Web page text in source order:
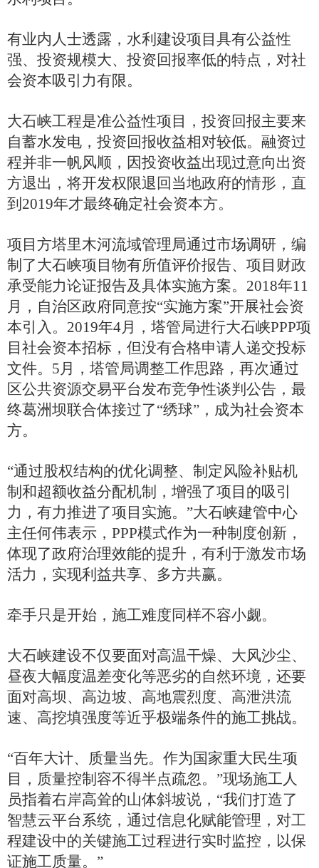
有业内人士透露，水利建设项目具有公益性
强、投资规模大、投资回报率低的特点，对社
会资本吸引力有限。
大石峡工程是准公益性项目，投资回报主要来
自蓄水发电，投资回报收益相对较低。融资过
程并非一帆风顺，因投资收益出现过意向出资
方退出，将开发权限退回当地政府的情形，直
到2019年才最终确定社会资本方。
项目方塔里木河流域管理局通过市场调研，编
制了大石峡项目物有所值评价报告、项目财政
承受能力论证报告及具体实施方案。2018年11
月，自治区政府同意按“实施方案”开展社会资
本引入。2019年4月，塔管局进行大石峡PPP项
目社会资本招标，但没有合格申请人递交投标
文件。5月，塔管局调整工作思路，再次通过
区公共资源交易平台发布竞争性谈判公告，最
终葛洲坝联合体接过了“绣球”，成为社会资本
方。
“通过股权结构的优化调整、制定风险补贴机
制和超额收益分配机制，增强了项目的吸引
力，有力推进了项目实施。”大石峡建管中心
主任何伟表示，PPP模式作为一种制度创新，
体现了政府治理效能的提升，有利于激发市场
活力，实现利益共享、多方共赢。
牵手只是开始，施工难度同样不容小觑。
大石峡建设不仅要面对高温干燥、大风沙尘、
昼夜大幅度温差变化等恶劣的自然环境，还要
面对高坝、高边坡、高地震烈度、高泄洪流
速、高挖填强度等近乎极端条件的施工挑战。
“百年大计、质量当先。作为国家重大民生项
目，质量控制容不得半点疏忽。”现场施工人
员指着右岸高耸的山体斜坡说，“我们打造了
智慧云平台系统，通过信息化赋能管理，对工
程建设中的关键施工过程进行实时监控，以保
证施工质量。”